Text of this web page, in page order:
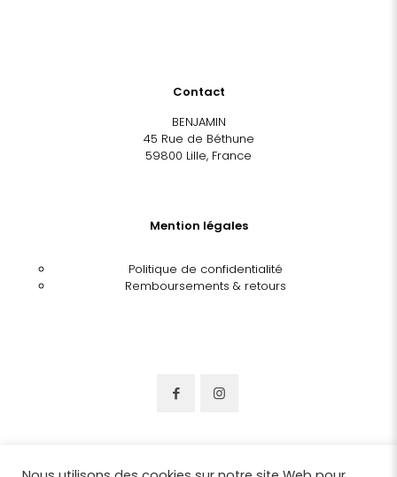
Contact
BENJAMIN
45 Rue de Béthune
59800 Lille, France
Mention légales
Politique de confidentialité
Remboursements & retours